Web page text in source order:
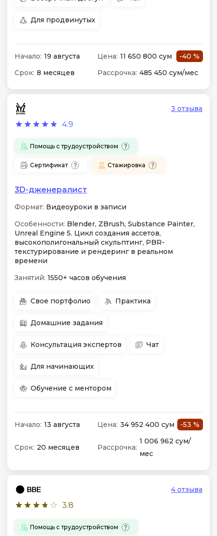
Для продвинутых
Начало: 19 августа Цена: 11 650 800 сум
-40 %
Срок: 8 месяцев Рассрочка: 485 450 сум/мес
4.9
3 отзыва
Помощь с трудоустройством
Сертификат Стажировка
3D-дженералист
Формат: Видеоуроки в записи
Особенности: Blender, ZBrush, Substance Painter,
Unreal Engine 5. Цикл создания ассетов,
высокополигональный скульптинг, PBR-
текстурирование и рендеринг в реальном
времени
Занятий: 1550+ часов обучения
Свое портфолио Практика
Домашние задания
Консультация экспертов Чат
Для начинающих
Обучение с ментором
Начало: 13 августа Цена: 34 952 400 сум -53 %
Срок: 20 месяцев Рассрочка:
1 006 962 сум/
мес
3.8
4 отзыва
Помощь с трудоустройством